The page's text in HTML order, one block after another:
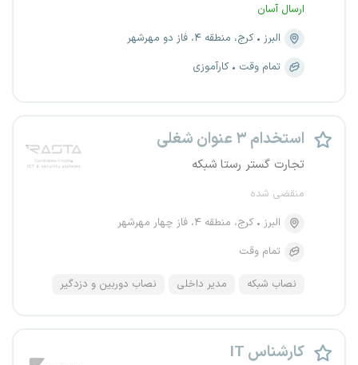
ارسال آسان
البرز
کرج، منطقه ۴، فاز دو مهرشهر
تمام وقت
کارآموزی
استخدام ۳ عنوان شغلی
تجارت گستر رستا شبکه
منقضی شده
البرز
کرج، منطقه ۴، فاز چهار مهرشهر
تمام وقت
نصاب شبکه مدیر داخلی نصاب دوربین و دزدگیر
کارشناس IT